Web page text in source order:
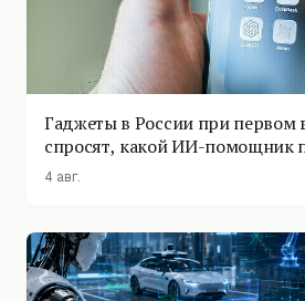
Гаджеты в России при первом
спросят, какой ИИ-помощник
4 авг.